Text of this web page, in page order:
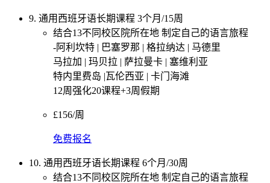
9. 通用西班牙语长期课程 3个月/15周
结合13不同校区院所在地 制定自己的语言旅程
-阿利坎特 | 巴塞罗那 | 格拉纳达 | 马德里
马拉加 | 玛贝拉 | 萨拉曼卡 | 塞维利亚
特内里费岛 |瓦伦西亚 | 卡门海滩
12周强化20课程+3周假期
£156/周
免费报名
10. 通用西班牙语长期课程 6个月/30周
结合13不同校区院所在地 制定自己的语言旅程